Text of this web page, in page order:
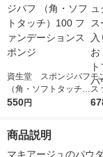
資生堂 スポンジパフ
（角・ソフトタッチ）
100 ファンデーション
550円
モ
ス
成
商品説明
マキアージュのパウ